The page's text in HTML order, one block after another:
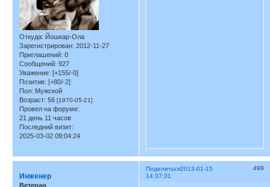
Откуда: Йошкар-Ола
Зарегистрирован: 2012-11-27
Приглашений: 0
Сообщений: 927
Уважение: [+155/-0]
Позитив: [+80/-2]
Пол: Мужской
Возраст: 56 [1970-05-21]
Провел на форуме:
21 день 11 часов
Последний визит:
2025-03-02 09:04:24
Поделиться 499
2013-01-15
14:37:31
Инженер
Ветеран